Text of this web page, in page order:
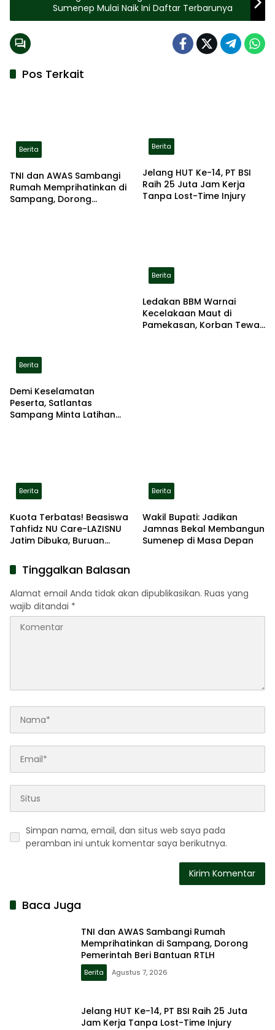
Sumenep Mulai Naik Ini Daftar Terbarunya
Pos Terkait
Berita
TNI dan AWAS Sambangi
Rumah Memprihatinkan di
Sampang, Dorong
Berita
Jelang HUT Ke-14, PT BSI
Raih 25 Juta Jam Kerja
Tanpa Lost-Time Injury
Berita
Demi Keselamatan
Peserta, Satlantas
Sampang Minta Latihan
Berita
Ledakan BBM Warnai
Kecelakaan Maut di
Pamekasan, Korban Tewas
Berita
Kuota Terbatas! Beasiswa
Tahfidz NU Care-LAZISNU
Jatim Dibuka, Buruan
Berita
Wakil Bupati: Jadikan
Jamnas Bekal Membangun
Sumenep di Masa Depan
Tinggalkan Balasan
Alamat email Anda tidak akan dipublikasikan. Ruas yang
wajib ditandai *
Simpan nama, email, dan situs web saya pada
peramban ini untuk komentar saya berikutnya.
Baca Juga
TNI dan AWAS Sambangi Rumah
Memprihatinkan di Sampang, Dorong
Pemerintah Beri Bantuan RTLH
Berita Agustus 7, 2026
Jelang HUT Ke-14, PT BSI Raih 25 Juta
Jam Kerja Tanpa Lost-Time Injury